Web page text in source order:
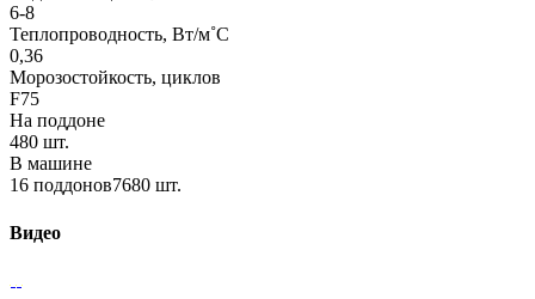
6-8
Теплопроводность, Вт/м˚С
0,36
Морозостойкость, циклов
F75
На поддоне
480 шт.
В машине
16 поддонов7680 шт.
Видео